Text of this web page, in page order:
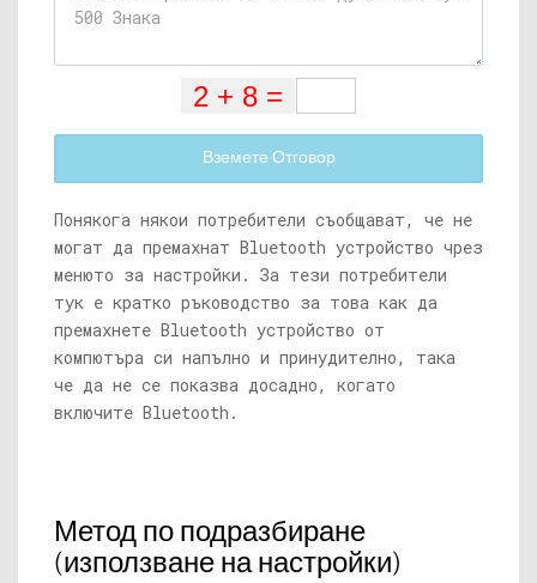
Вземете Отговор
Понякога някои потребители съобщават, че не
могат да премахнат Bluetooth устройство чрез
менюто за настройки. За тези потребители
тук е кратко ръководство за това как да
премахнете Bluetooth устройство от
компютъра си напълно и принудително, така
че да не се показва досадно, когато
включите Bluetooth.
Метод по подразбиране
(използване на настройки)